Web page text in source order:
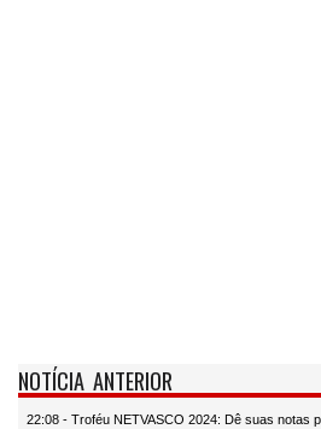
NOTÍCIA ANTERIOR
22:08 - Troféu NETVASCO 2024: Dê suas notas